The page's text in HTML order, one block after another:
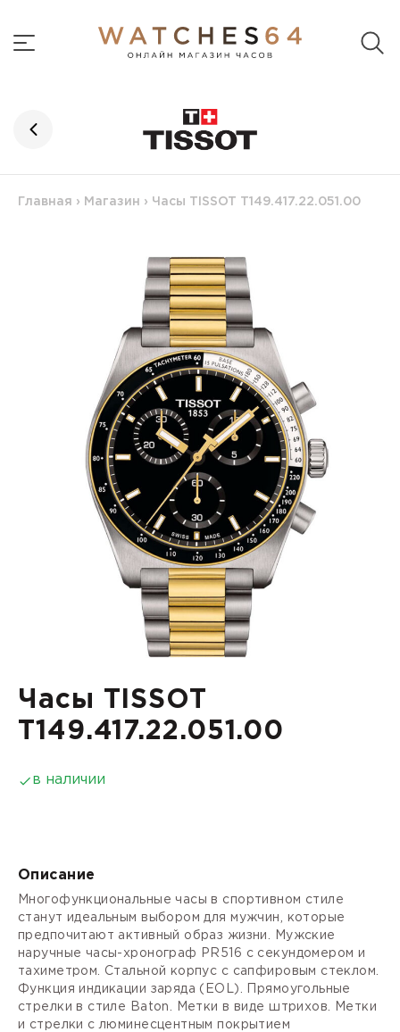
Главная › Магазин › Часы TISSOT T149.417.22.051.00
Часы TISSOT
T149.417.22.051.00
в наличии
Описание
Многофункциональные часы в спортивном стиле
станут идеальным выбором для мужчин, которые
предпочитают активный образ жизни. Мужские
наручные часы-хронограф PR516 с секундомером и
тахиметром. Стальной корпус с сапфировым стеклом.
Функция индикации заряда (EOL). Прямоугольные
стрелки в стиле Baton. Метки в виде штрихов. Метки
и стрелки с люминесцентным покрытием